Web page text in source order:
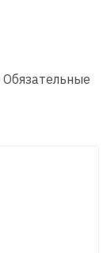
Обязательные